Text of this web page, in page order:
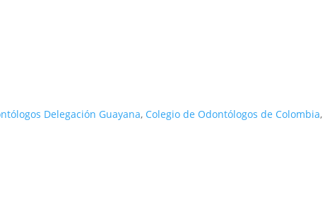
Delegación Guayana, Colegio de Odontólogos de Colombia,